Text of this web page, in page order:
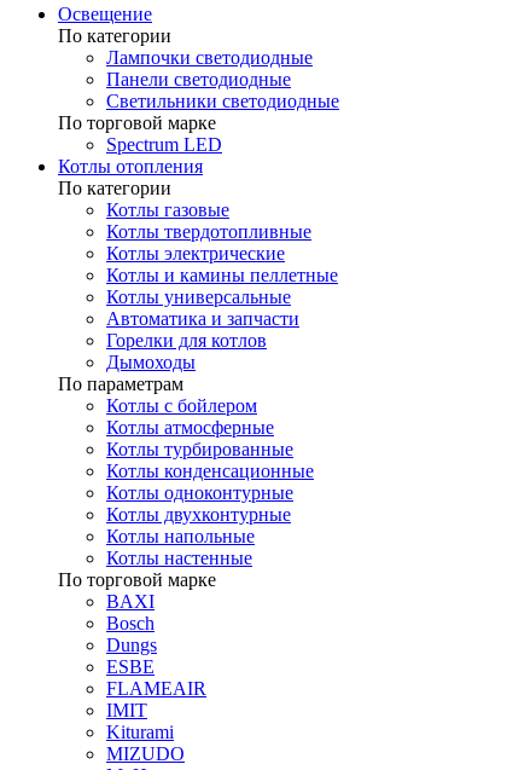
Освещение
По категории
Лампочки светодиодные
Панели светодиодные
Светильники светодиодные
По торговой марке
Spectrum LED
Котлы отопления
По категории
Котлы газовые
Котлы твердотопливные
Котлы электрические
Котлы и камины пеллетные
Котлы универсальные
Автоматика и запчасти
Горелки для котлов
Дымоходы
По параметрам
Котлы с бойлером
Котлы атмосферные
Котлы турбированные
Котлы конденсационные
Котлы одноконтурные
Котлы двухконтурные
Котлы напольные
Котлы настенные
По торговой марке
BAXI
Bosch
Dungs
ESBE
FLAMEAIR
IMIT
Kiturami
MIZUDO